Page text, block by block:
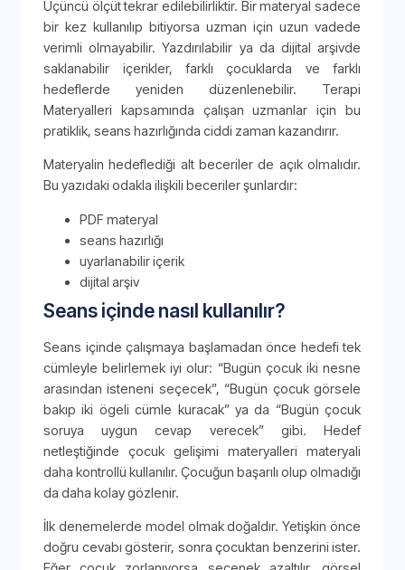
Üçüncü ölçüt tekrar edilebilirliktir. Bir materyal sadece
bir kez kullanılıp bitiyorsa uzman için uzun vadede
verimli olmayabilir. Yazdırılabilir ya da dijital arşivde
saklanabilir içerikler, farklı çocuklarda ve farklı
hedeflerde yeniden düzenlenebilir. Terapi
Materyalleri kapsamında çalışan uzmanlar için bu
pratiklik, seans hazırlığında ciddi zaman kazandırır.
Materyalin hedeflediği alt beceriler de açık olmalıdır.
Bu yazıdaki odakla ilişkili beceriler şunlardır:
PDF materyal
seans hazırlığı
uyarlanabilir içerik
dijital arşiv
Seans içinde nasıl kullanılır?
Seans içinde çalışmaya başlamadan önce hedefi tek
cümleyle belirlemek iyi olur: “Bugün çocuk iki nesne
arasından isteneni seçecek”, “Bugün çocuk görsele
bakıp iki ögeli cümle kuracak” ya da “Bugün çocuk
soruya uygun cevap verecek” gibi. Hedef
netleştiğinde çocuk gelişimi materyalleri materyali
daha kontrollü kullanılır. Çocuğun başarılı olup olmadığı
da daha kolay gözlenir.
İlk denemelerde model olmak doğaldır. Yetişkin önce
doğru cevabı gösterir, sonra çocuktan benzerini ister.